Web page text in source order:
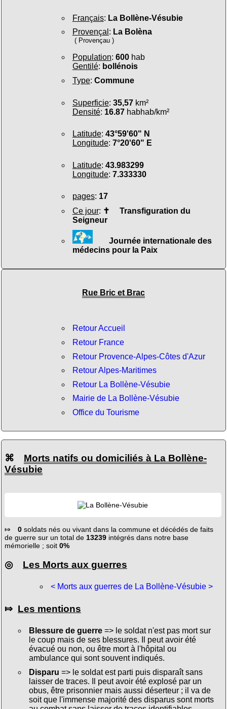
Français: La Bollène-Vésubie
Provençal : La Bolèna
( Provençau )
Population: 600hab
Gentilé: bollénois
Type: Commune
Superficie: 35,57km²
Densité: 16.87habhab/km²
Latitude: 43°59'60" N
Longitude: 7°20'60" E
Latitude: 43.983299
Longitude: 7.333330
pages: 17
Ce jour: ✝ Transfiguration du
Seigneur
Journée internationale des
médecins pour la Paix
Rue Bric et Brac
Retour Accueil
Retour France
Retour Provence-Alpes-Côtes d'Azur
Retour Alpes-Maritimes
Retour La Bollène-Vésubie
Mairie de La Bollène-Vésubie
Office du Tourisme
⌘ Morts natifs ou domiciliés à La Bollène-
Vésubie
⤇ 0soldats nés ou vivant dans la commune et décédés de faits
de guerre sur un total de 13239intégrés dans notre base
mémorielle ; soit 0%
◎ Les Morts aux guerres
< Morts aux guerres de La Bollène-Vésubie >
⤇ Les mentions
Blessure de guerre=> le soldat n'est pas mort sur
le coup mais de ses blessures. Il peut avoir été
évacué ou non, ou être mort à l'hôpital ou
ambulance qui sont souvent indiqués.
Disparu => le soldat est parti puis disparaît sans
laisser de traces. Il peut avoir été explosé par un
obus, être prisonnier mais aussi déserteur ; il va de
soit que l'immense majorité des disparus sont morts